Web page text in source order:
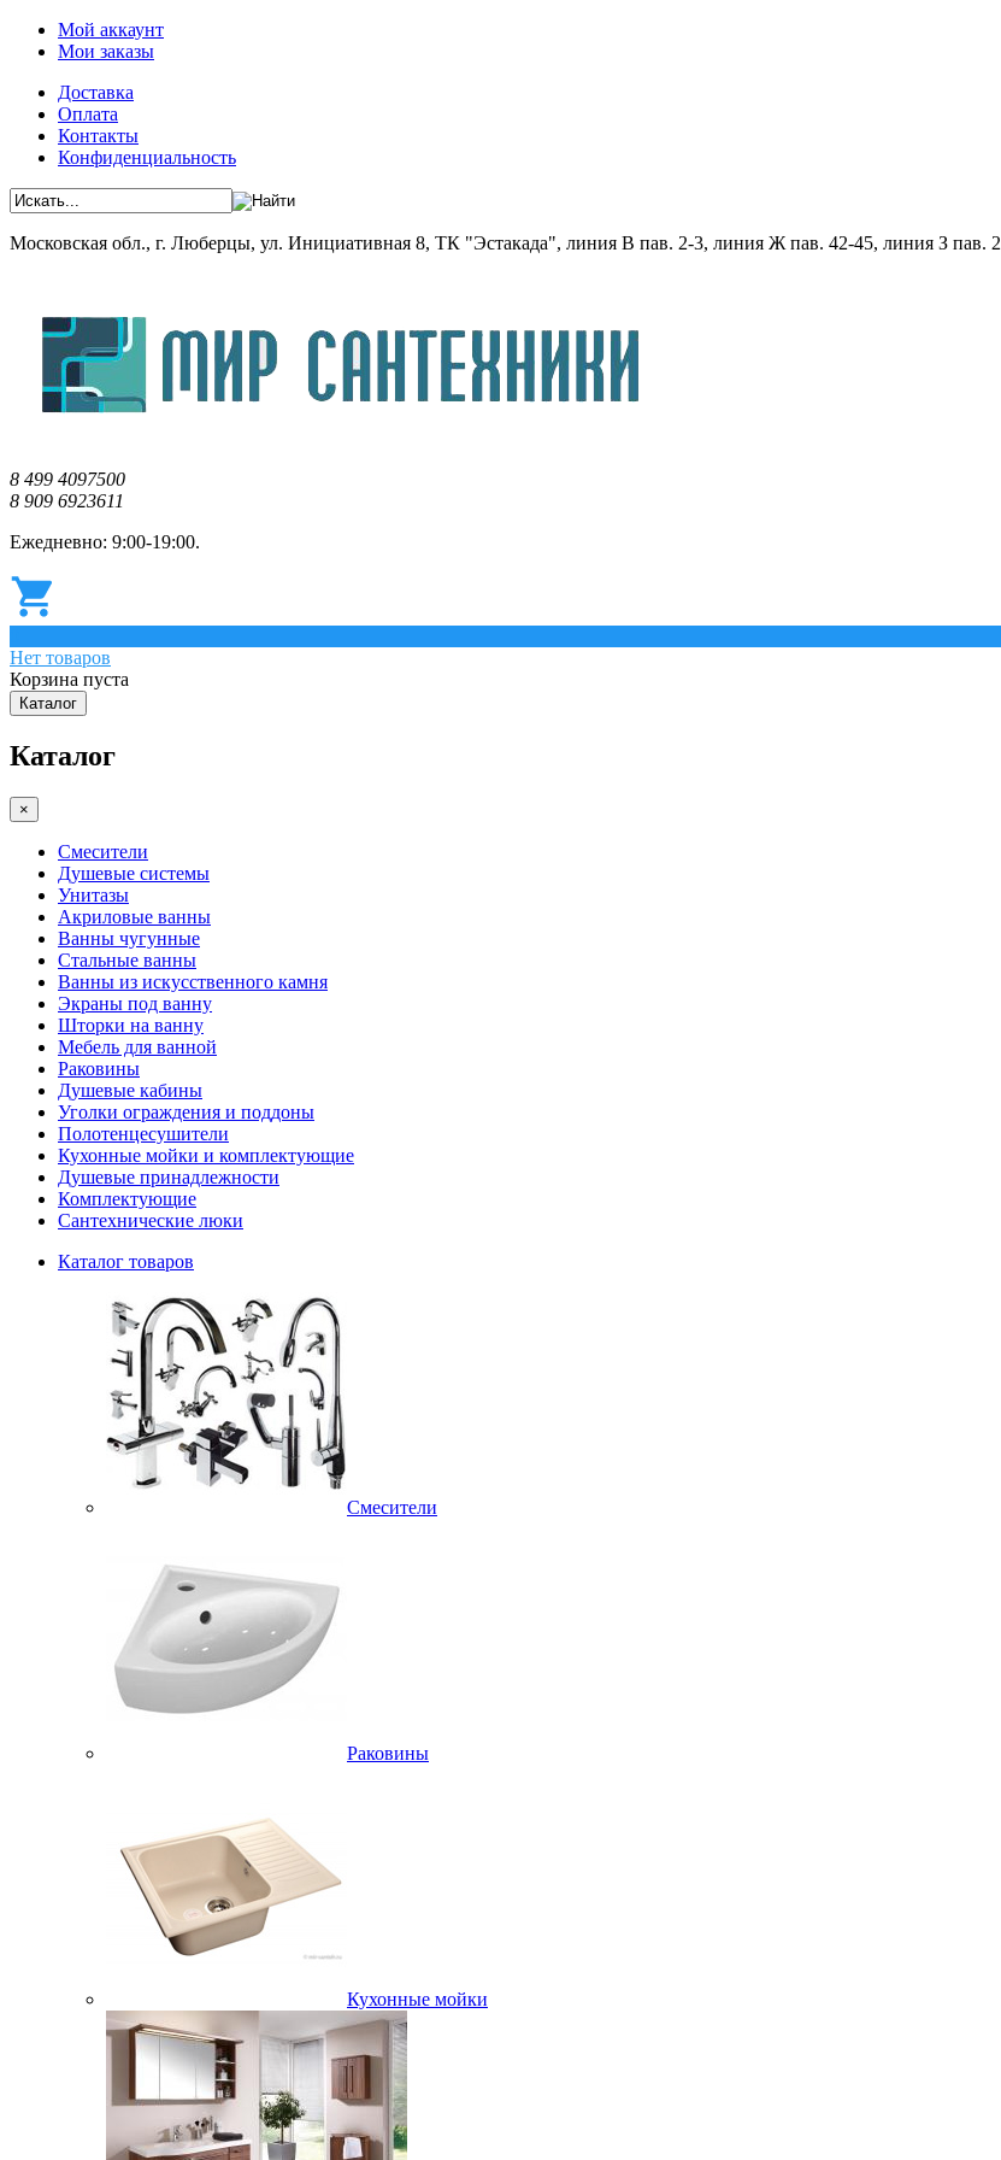
Мой аккаунт
Мои заказы
Доставка
Оплата
Контакты
Конфиденциальность
Московская обл., г. Люберцы, ул. Инициативная 8, ТК "Эстакада", линия В пав. 2-3, линия Ж пав. 42-45, линия З пав. 2
8 499 4097500
8 909 6923611
Ежедневно: 9:00-19:00.
Нет товаров
Корзина пуста
Каталог
Каталог
×
Смесители
Душевые системы
Унитазы
Акриловые ванны
Ванны чугунные
Стальные ванны
Ванны из искусственного камня
Экраны под ванну
Шторки на ванну
Мебель для ванной
Раковины
Душевые кабины
Уголки ограждения и поддоны
Полотенцесушители
Кухонные мойки и комплектующие
Душевые принадлежности
Комплектующие
Сантехнические люки
Каталог товаров
Смесители
Раковины
Кухонные мойки